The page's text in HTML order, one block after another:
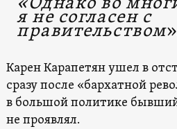
я не согласен с
правительством
Карен Карапетян ушел в
сразу после «бархатной
в большой политике
не проявлял.